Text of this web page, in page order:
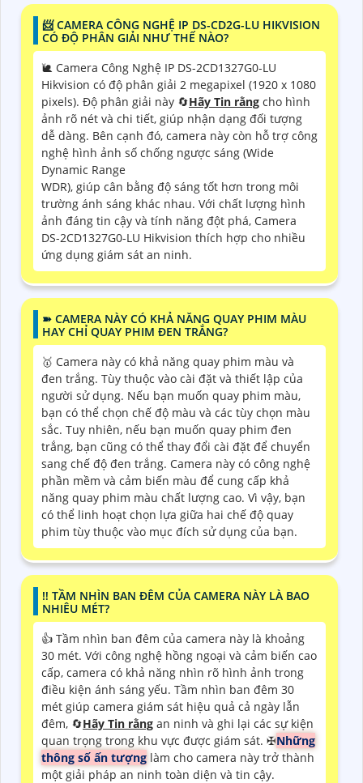
📨 CAMERA CÔNG NGHỆ IP DS-CD2G-LU HIKVISION
CÓ ĐỘ PHÂN GIẢI NHƯ THẾ NÀO?
🐌 Camera Công Nghệ IP DS-2CD1327G0-LU
Hikvision có độ phân giải 2 megapixel (1920 x 1080
pixels). Độ phân giải này 🔄Hãy Tin rằng cho hình
ảnh rõ nét và chi tiết, giúp nhận dạng đối tượng
dễ dàng. Bên cạnh đó, camera này còn hỗ trợ công
nghệ hình ảnh số chống ngược sáng (Wide
Dynamic Range
WDR), giúp cân bằng độ sáng tốt hơn trong môi
trường ánh sáng khác nhau. Với chất lượng hình
ảnh đáng tin cậy và tính năng đột phá, Camera
DS-2CD1327G0-LU Hikvision thích hợp cho nhiều
ứng dụng giám sát an ninh.
➽ CAMERA NÀY CÓ KHẢ NĂNG QUAY PHIM MÀU
HAY CHỈ QUAY PHIM ĐEN TRẮNG?
🥇 Camera này có khả năng quay phim màu và
đen trắng. Tùy thuộc vào cài đặt và thiết lập của
người sử dụng. Nếu bạn muốn quay phim màu,
bạn có thể chọn chế độ màu và các tùy chọn màu
sắc. Tuy nhiên, nếu bạn muốn quay phim đen
trắng, bạn cũng có thể thay đổi cài đặt để chuyển
sang chế độ đen trắng. Camera này có công nghệ
phần mềm và cảm biến màu để cung cấp khả
năng quay phim màu chất lượng cao. Vì vậy, bạn
có thể linh hoạt chọn lựa giữa hai chế độ quay
phim tùy thuộc vào mục đích sử dụng của bạn.
‼️ TẦM NHÌN BAN ĐÊM CỦA CAMERA NÀY LÀ BAO
NHIÊU MÉT?
👍 Tầm nhìn ban đêm của camera này là khoảng
30 mét. Với công nghệ hồng ngoại và cảm biến cao
cấp, camera có khả năng nhìn rõ hình ảnh trong
điều kiện ánh sáng yếu. Tầm nhìn ban đêm 30
mét giúp camera giám sát hiệu quả cả ngày lẫn
đêm, 🔄Hãy Tin rằng an ninh và ghi lại các sự kiện
quan trọng trong khu vực được giám sát. ✠Những
thông số ấn tượng làm cho camera này trở thành
một giải pháp an ninh toàn diện và tin cậy.